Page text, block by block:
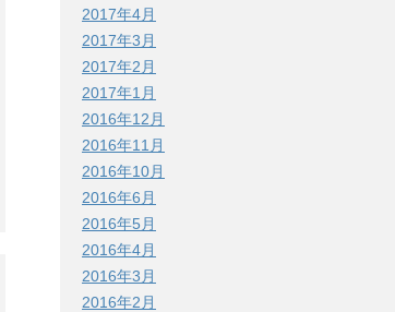
2017年4月
2017年3月
2017年2月
2017年1月
2016年12月
2016年11月
2016年10月
2016年6月
2016年5月
2016年4月
2016年3月
2016年2月